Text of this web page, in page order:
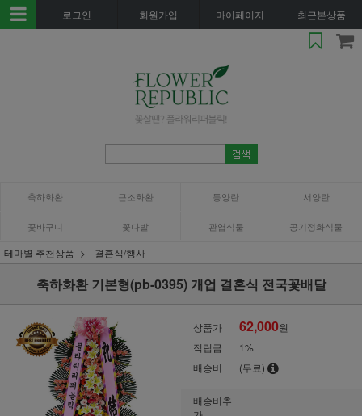
로그인 회원가입 마이페이지 최근본상품
축하화환 근조화환 동양란 서양란
꽃바구니 꽃다발 관엽식물 공기정화식물
테마별 추천상품 -결혼식/행사
축하화환 기본형(pb-0395) 개업 결혼식 전국꽃배달
상품가 62,000원
적립금
1%
배송비
(무료)
배송비추